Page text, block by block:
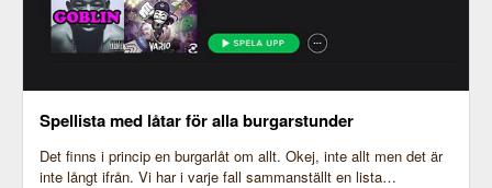
Spellista med låtar för alla burgarstunder
Det finns i princip en burgarlåt om allt. Okej, inte allt men det är
inte långt ifrån. Vi har i varje fall sammanställt en lista…